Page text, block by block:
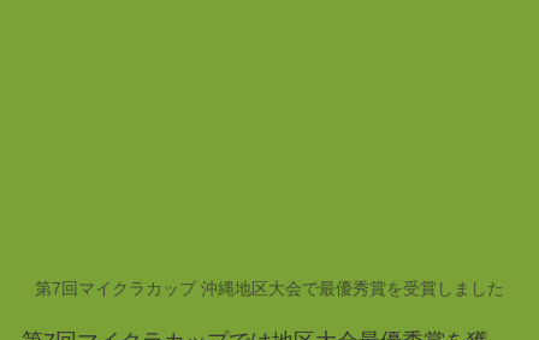
第7回マイクラカップ 沖縄地区大会で最優秀賞を受賞しました